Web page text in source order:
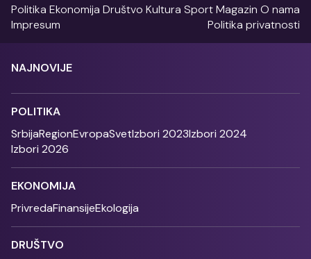
Politika Ekonomija Društvo Kultura SportMagazin O nama
Impresum
Politika privatnosti
NAJNOVIJE
POLITIKA
SrbijaRegionEvropaSvetIzbori 2023Izbori 2024
Izbori 2026
EKONOMIJA
PrivredaFinansijeEkologija
DRUŠTVO